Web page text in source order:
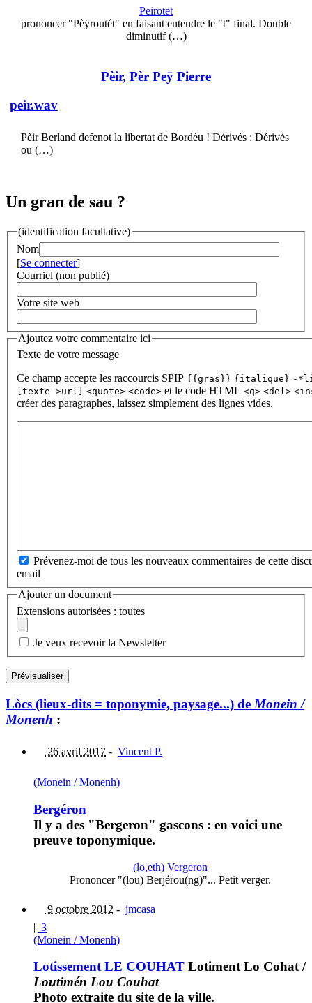
Peirotet
prononcer "Pèÿroutét" en faisant entendre le "t" final. Double
diminutif (…)
Pèir, Pèr Peÿ Pierre
peir.wav
Pèir Berland defenot la libertat de Bordèu ! Dérivés : Dérivés
ou (…)
Un gran de sau ?
(identification facultative)
Nom
[Se connecter]
Courriel (non publié)
Votre site web
Ajoutez votre commentaire ici
Texte de votre message
Ce champ accepte les raccourcis SPIP {{gras}} {italique} -
[texte->url]
<quote> <code> et le code HTML <q> <del>
créer des paragraphes, laissez simplement des lignes vides.
Prévenez-moi de tous les nouveaux commentaires de cette
email
Ajouter un document
Extensions autorisées : toutes
Je veux recevoir la Newsletter
Lòcs (lieux-dits = toponymie, paysage...) de Monein /
Monenh :
26 avril 2017 - Vincent P.
(Monein / Monenh)
Bergéron
Il y a des "Bergeron" gascons : en voici une
preuve toponymique.
(lo,eth) Vergeron
Prononcer "(lou) Berjérou(ng)"... Petit verger.
9 octobre 2012 - jmcasa
| 3
(Monein / Monenh)
Lotissement LE COUHAT Lotiment Lo Cohat/
Loutimén Lou Couhat
Photo extraite du site de la ville.